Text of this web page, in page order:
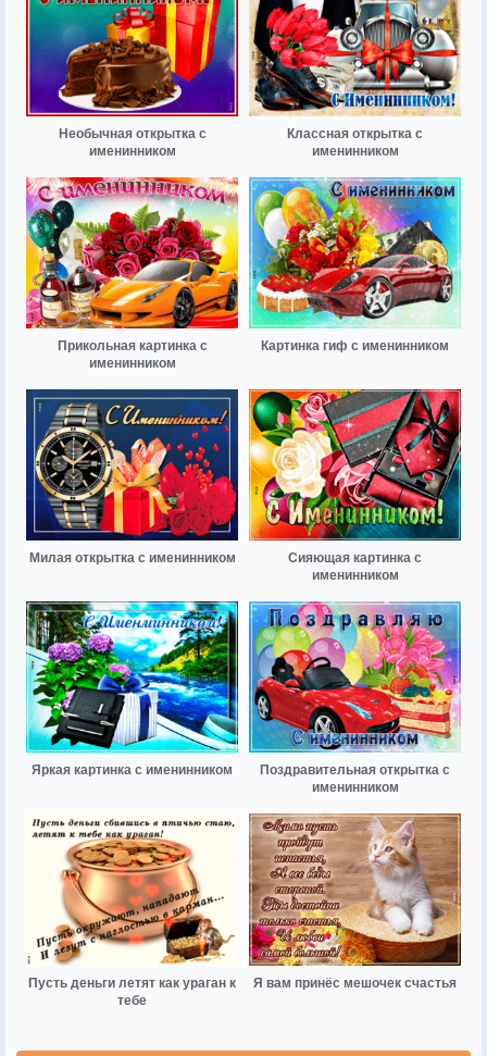
Необычная открытка с
именинником
Классная открытка с
именинником
Прикольная картинка с
именинником
Картинка гиф с именинником
Милая открытка с именинником
Сияющая картинка с
именинником
Яркая картинка с именинником
Поздравительная открытка с
именинником
Пусть деньги летят как ураган к
тебе
Я вам принёс мешочек счастья